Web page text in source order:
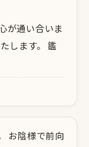
が通い合いま
します。 鑑
お陰様で前向